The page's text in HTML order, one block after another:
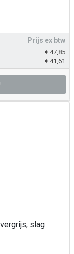
Prijs ex btw
€ 47,85
€ 41,61
slag